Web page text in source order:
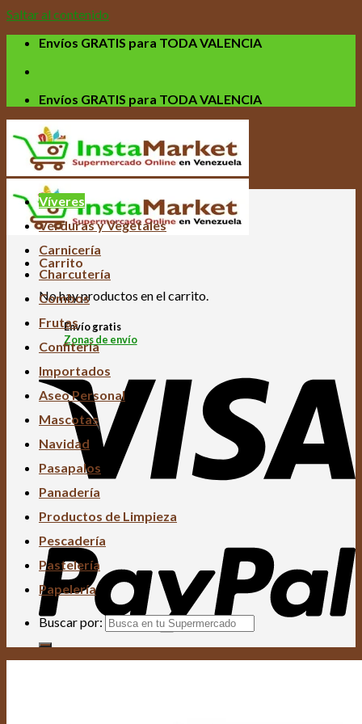
Saltar al contenido
Envíos GRATIS para TODA VALENCIA
Envíos GRATIS para TODA VALENCIA
Carrito
No hay productos en el carrito.
Envío gratis
Zonas de envío
Víveres
Verduras y Vegetales
Carnicería
Charcutería
Combos
Frutas
Confitería
Importados
Aseo Personal
Mascotas
Navidad
Pasapalos
Panadería
Productos de Limpieza
Pescadería
Pastelería
Papelería
Buscar por: